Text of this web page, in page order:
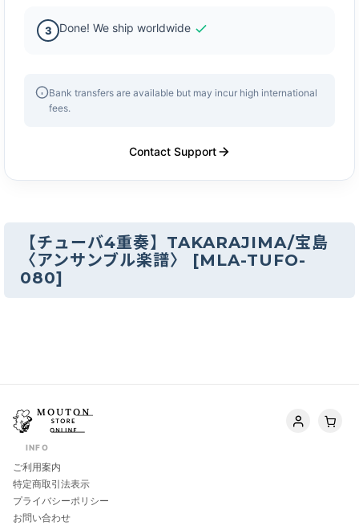
【チューバ4重奏】TAKARAJIMA/宝島
〈アンサンブル楽譜〉
[MLA-TUFO-
080]
3 Done! We ship worldwide
Bank transfers are available but may incur high international
fees.
Contact Support
INFO
ご利用案内
特定商取引法表示
プライバシーポリシー
お問い合わせ